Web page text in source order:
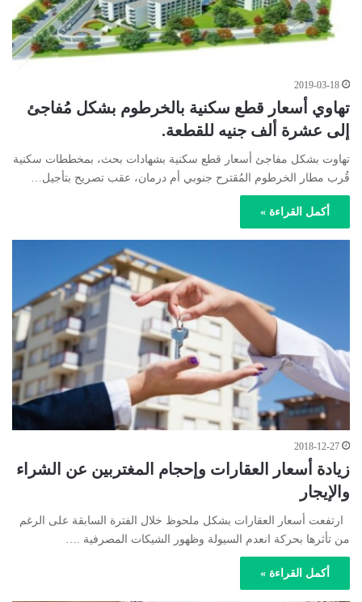
2019-03-18
تهاوي أسعار قطع سكنية بالخرطوم بشكل مُفاجئ
إلى عشرة ألف جنيه للقطعة.
تهاوت بشكل مفاجئ أسعار قطع سكنية بشهادات بحث، بمخططات سكنية
قُرب مطار الخرطوم المُقترح جنوبي أم درمان، عقب تصريح بتأجيل…
أكمل القراءة »
2018-12-27
زيادة أسعار العقارات وإحجام المغتربين عن الشراء
والإيجار
ارتفعت أسعار العقارات بشكل ملحوظ خلال الفترة السابقة على الرغم
من تأثرها بحركة انعدم السيولة وظهور الشيكات المصرفية .…
أكمل القراءة »